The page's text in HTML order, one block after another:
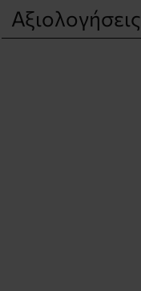
Αξιολογήσεις